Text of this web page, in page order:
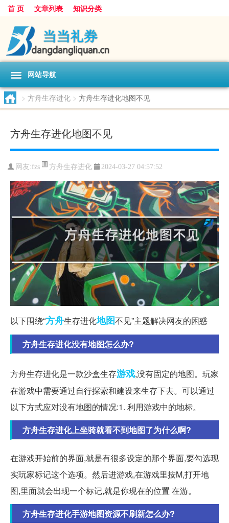
首 页 文章列表 知识分类
网站导航
> 方舟生存进化 > 方舟生存进化地图不见
方舟生存进化地图不见
网友:fzs 方舟生存进化 2024-03-27 04:57:52
以下围绕“方舟生存进化地图不见”主题解决网友的困惑
方舟生存进化没有地图怎么办?
方舟生存进化是一款沙盒生存游戏,没有固定的地图。玩家
在游戏中需要通过自行探索和建设来生存下去。可以通过
以下方式应对没有地图的情况:1. 利用游戏中的地标。
方舟生存进化上坐骑就看不到地图了为什么啊?
在游戏开始前的界面,就是有很多设定的那个界面,要勾选现
实玩家标记这个选项。然后进游戏,在游戏里按M,打开地
图,里面就会出现一个标记,就是你现在的位置 在游。
方舟生存进化手游地图资源不刷新怎么办?